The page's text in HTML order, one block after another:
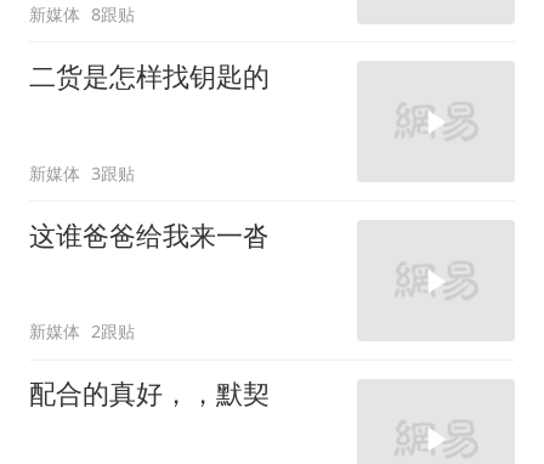
新媒体 8跟贴
二货是怎样找钥匙的
新媒体 3跟贴
这谁爸爸给我来一沓
新媒体 2跟贴
配合的真好，，默契